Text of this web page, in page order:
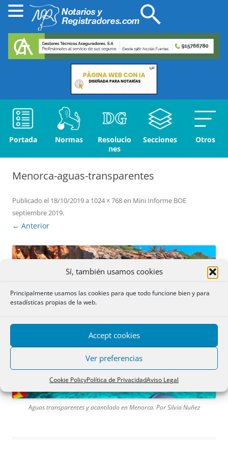
Sí, también usamos cookies
Principalmente usamos las cookies para que todo funcione bien y para
estadísticas propias de la web.
Accept cookies
Ver preferencias
Cookie PolicyPolítica de PrivacidadAviso Legal
Portada Normas
Resolucio
nes
Secciones Otros
Menorca-aguas-transparentes
Publicado el 18/10/2019a 1024 × 768en Mini Informe BOE
septiembre 2019.
← Anterior
Aguas transparentes y acantilado en Menorca. Por Silvia Nuñez